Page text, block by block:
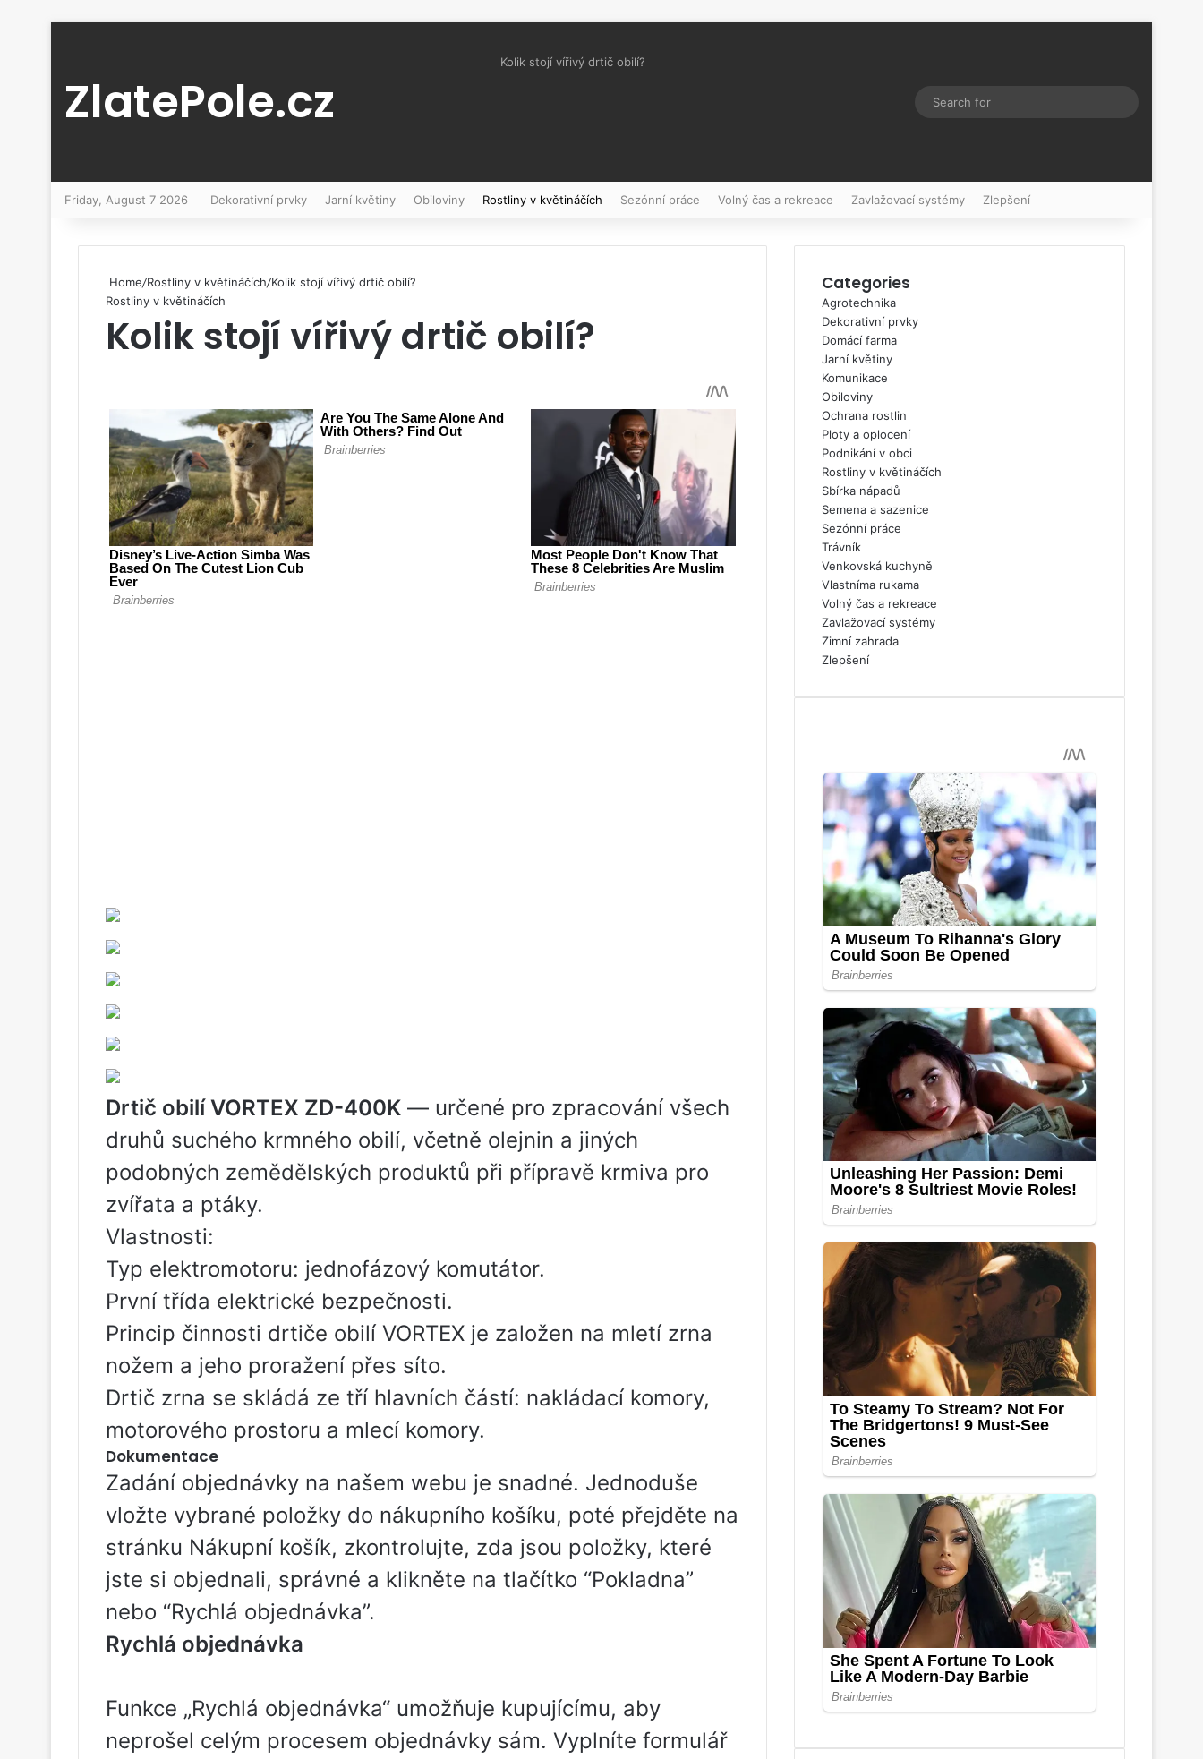
ZlatePole.cz
Kolik stojí vířivý drtič obilí?
Switch skin
Friday, August 7 2026 Dekorativní prvky Jarní květiny Obiloviny Rostliny v květináčích Sezónní práce Volný čas a rekreace Zavlažovací systémy Zlepšení
Home/Rostliny v květináčích/Kolik stojí vířivý drtič obilí?
Rostliny v květináčích
Kolik stojí vířivý drtič obilí?
Drtič obilí VORTEX ZD-400K — určené pro zpracování všech
druhů suchého krmného obilí, včetně olejnin a jiných
podobných zemědělských produktů při přípravě krmiva pro
zvířata a ptáky.
Vlastnosti:
Typ elektromotoru: jednofázový komutátor.
První třída elektrické bezpečnosti.
Princip činnosti drtiče obilí VORTEX je založen na mletí zrna
nožem a jeho proražení přes síto.
Drtič zrna se skládá ze tří hlavních částí: nakládací komory,
motorového prostoru a mlecí komory.
Dokumentace
Zadání objednávky na našem webu je snadné. Jednoduše
vložte vybrané položky do nákupního košíku, poté přejděte na
stránku Nákupní košík, zkontrolujte, zda jsou položky, které
jste si objednali, správné a klikněte na tlačítko “Pokladna”
nebo “Rychlá objednávka”.
Rychlá objednávka
Funkce „Rychlá objednávka“ umožňuje kupujícímu, aby
neprošel celým procesem objednávky sám. Vyplníte formulář
Categories
Agrotechnika
Dekorativní prvky
Domácí farma
Jarní květiny
Komunikace
Obiloviny
Ochrana rostlin
Ploty a oplocení
Podnikání v obci
Rostliny v květináčích
Sbírka nápadů
Semena a sazenice
Sezónní práce
Trávník
Venkovská kuchyně
Vlastníma rukama
Volný čas a rekreace
Zavlažovací systémy
Zimní zahrada
Zlepšení